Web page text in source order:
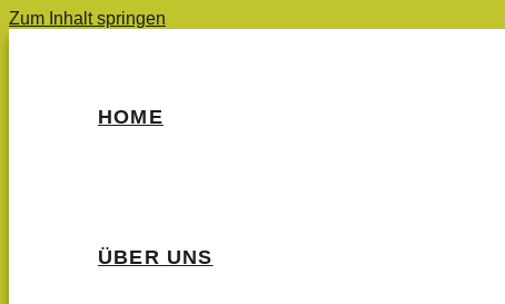
Zum Inhalt springen
HOME
ÜBER UNS